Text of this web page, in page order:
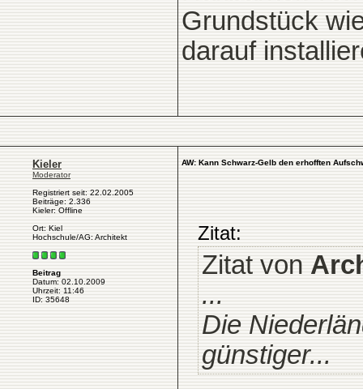
Grundstück
darauf
Kieler
Moderator
Registriert seit: 22.02.2005
Beiträge: 2.336
Kieler: Offline
Ort: Kiel
Hochschule/AG: Architekt
Beitrag
Datum: 02.10.2009
Uhrzeit: 11:46
ID: 35648
AW: Kann Schwarz-Gelb den erhofften
Zitat:
Zitat von
...
Die
günstiger...